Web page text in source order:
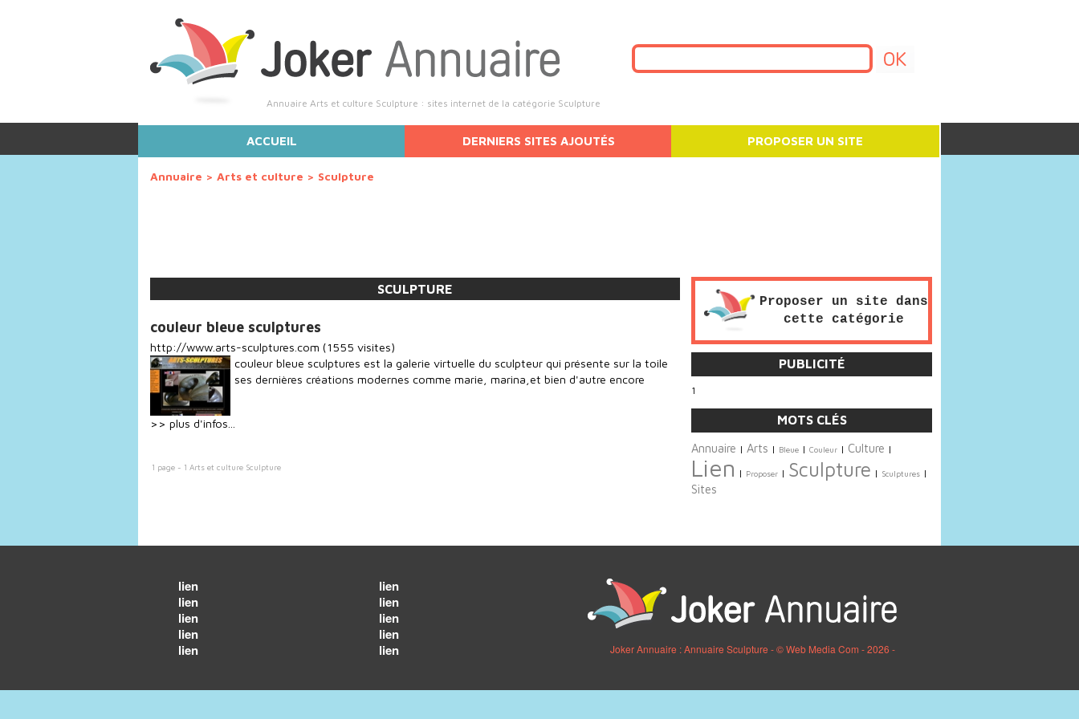
Annuaire Arts et culture Sculpture : sites internet de la catégorie Sculpture
SCULPTURE
ACCUEIL DERNIERS SITES AJOUTÉS PROPOSER UN SITE
Annuaire > Arts et culture > Sculpture
couleur bleue sculptures
http://www.arts-sculptures.com (1555 visites)
couleur bleue sculptures est la galerie virtuelle du sculpteur qui présente sur la toile
ses dernières créations modernes comme marie, marina,et bien d'autre encore
>> plus d'infos...
1 page - 1 Arts et culture Sculpture
Proposer un site dans
cette catégorie
PUBLICITÉ
1
MOTS CLÉS
Annuaire | Arts | Bleue | Couleur | Culture |
Lien | Proposer | Sculpture | Sculptures |
Sites
lien
lien
lien
lien
lien
lien
lien
lien
lien
lien
Joker Annuaire : Annuaire Sculpture - © Web Media Com - 2026 -